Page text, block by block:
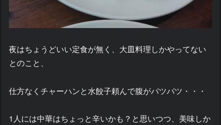
夜はちょうどいい定食が無く、大皿料理しかやってない
とのこと、
仕方なくチャーハンと水餃子頼んで腹がパツパツ・・・
1人には中華はちょっと辛いかも？と思いつつ、美味しか